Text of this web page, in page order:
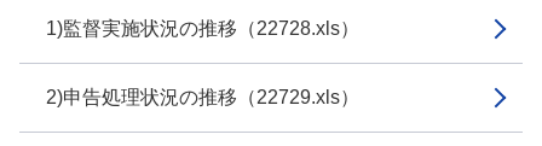
1)監督実施状況の推移（22728.xls）
2)申告処理状況の推移（22729.xls）